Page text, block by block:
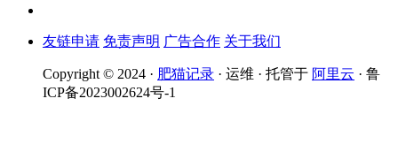
友链申请 免责声明 广告合作 关于我们
Copyright © 2024 · 肥猫记录 · 运维 · 托管于 阿里云 · 鲁
ICP备2023002624号-1